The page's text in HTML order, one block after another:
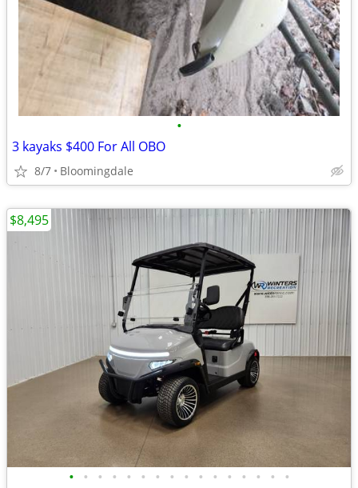
•
3 kayaks $400 For All OBO
8/7 Bloomingdale
• • • • • • • • • • • • • • • •
$8,495